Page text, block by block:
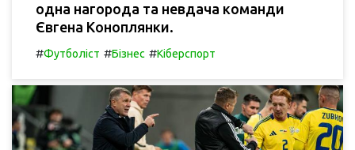
одна нагорода та невдача команди
Євгена Коноплянки.
#Футболіст #Бізнес #Кіберспорт